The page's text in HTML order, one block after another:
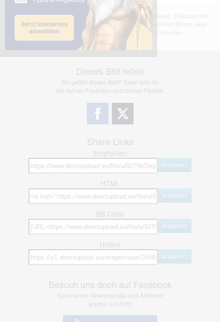
Das dargestellte Bild wurde von einem Nutzer hochgeladen. Directupload
übernimmt keinerlei Haftung für den Inhalt des dargestellten Bildes, wird
jedoch bei Verstößen nach §2(3) unserer AGB handeln.
Dieses Bild teilen
Dir gefällt dieses Bild? Dann teile es
mit deinen Freunden und deiner Familie.
Share Links
Empfohlen
kopieren
HTML
kopieren
BB Code
kopieren
Hotlink
kopieren
Besuch uns doch auf Facebook
Spannende Gewinnspiele und Aktionen
warten auf dich!